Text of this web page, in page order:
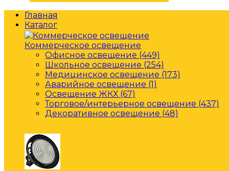
Главная
Каталог
Коммерческое освещение
Офисное освещение (449)
Школьное освещение (254)
Медицинское освещение (173)
Аварийное освещение (1)
Освещение ЖКХ (67)
Торговое/интерьерное освещение (437)
Декоративное освещение (48)